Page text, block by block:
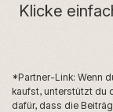
Klicke
*Partner-Link: Wenn
kaufst, unterstützt du
dafür, dass die